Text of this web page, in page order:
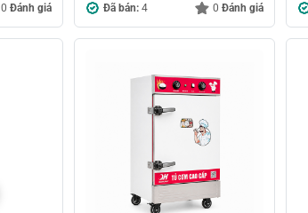
0Đánh giá Đã bán:4 0 Đánh giá